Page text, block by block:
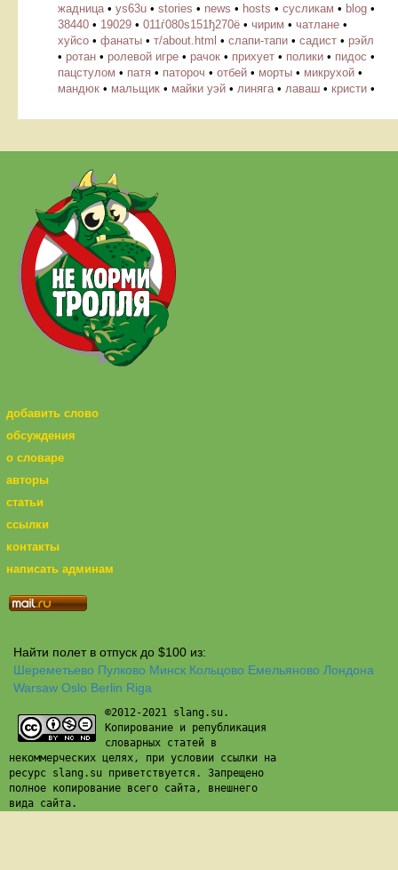
жадница • ys63u • stories • news • hosts • cусликам • blog •
38440 • 19029 • 011ѓ080ѕ151ђ270ё • чирим • чатлане •
хуйсо • фанаты • т/about.html • слапи-тапи • садист • рэйл
• ротан • ролевой игре • рачок • прихует • полики • пидос •
пацстулом • патя • патороч • отбей • морты • микрухой •
мандюк • мальщик • майки уэй • линяга • лаваш • кристи •
добавить слово
обсуждения
о словаре
авторы
статьи
ссылки
контакты
написать админам
Найти полет в отпуск до $100 из:
Шереметьево Пулково Минск Кольцово Емельяново Лондона
Warsaw Oslo Berlin Riga
©2012-2021 slang.su.
Копирование и републикация
словарных статей в
некоммерческих целях, при условии ссылки на
ресурс slang.su приветствуется. Запрещено
полное копирование всего сайта, внешнего
вида сайта.